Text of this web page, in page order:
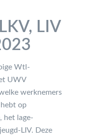
LIV
Wtl-
UWV
werknemers
op
het lage-
LIV. Deze